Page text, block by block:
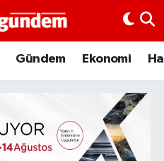
Gündem Ekonomi